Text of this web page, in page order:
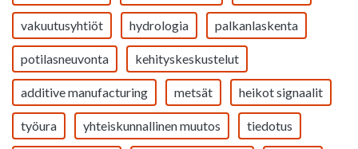
vakuutusyhtiöt hydrologia palkanlaskenta
potilasneuvonta kehityskeskustelut
additive manufacturing metsät heikot signaalit
työura yhteiskunnallinen muutos tiedotus